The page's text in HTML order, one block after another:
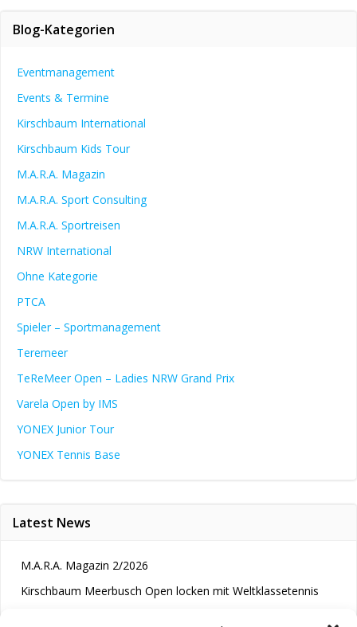
Blog-Kategorien
Eventmanagement
Events & Termine
Kirschbaum International
Kirschbaum Kids Tour
M.A.R.A. Magazin
M.A.R.A. Sport Consulting
M.A.R.A. Sportreisen
NRW International
Ohne Kategorie
PTCA
Spieler – Sportmanagement
Teremeer
TeReMeer Open – Ladies NRW Grand Prix
Varela Open by IMS
YONEX Junior Tour
YONEX Tennis Base
Latest News
M.A.R.A. Magazin 2/2026
Kirschbaum Meerbusch Open locken mit Weltklassetennis